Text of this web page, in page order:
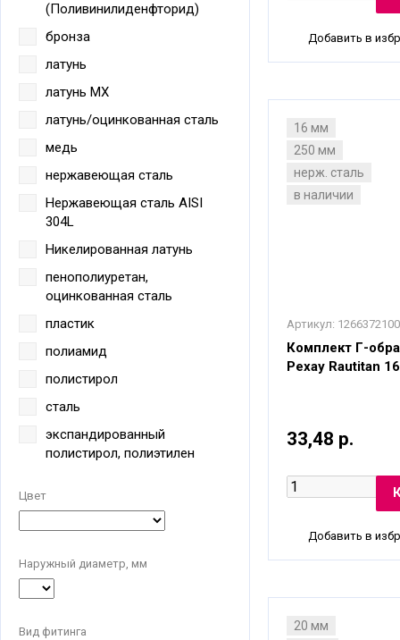
(Поливинилиденфторид)
бронза
латунь
латунь MX
латунь/оцинкованная сталь
медь
нержавеющая сталь
Нержавеющая сталь AISI
304L
Никелированная латунь
пенополиуретан,
оцинкованная сталь
пластик
полиамид
полистирол
сталь
экспандированный
полистирол, полиэтилен
Цвет
Наружный диаметр, мм
Вид фитинга
Добавить в
16 мм
250 мм
нерж. сталь
в наличии
Артикул:
Комплект Г-
Рехау Rautitan 16
33,48 р.
Добавить в
20 мм